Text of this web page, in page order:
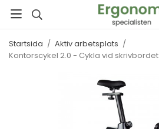
Startsida / Aktiv arbetsplats /
Kontorscykel 2.0 - Cykla vid skrivbordet